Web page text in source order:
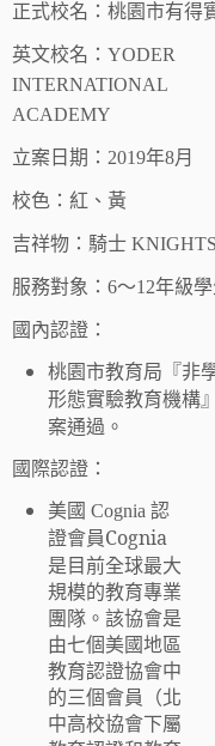
正式校名：桃園市有得
英文校名：YODER
INTERNATIONAL
ACADEMY
立案日期：2019年8月
校色：紅、黃
吉祥物：騎士 KNIGHTS
服務對象：6～12年級
國內認證：
桃園市教育局『非
形態實驗教育機構
案通過。
國際認證：
美國 Cognia 認
證會員Cognia
是目前全球最大
規模的教育專業
團隊。該協會是
由七個美國地區
教育認證協會中
的三個會員（北
中高校協會下屬